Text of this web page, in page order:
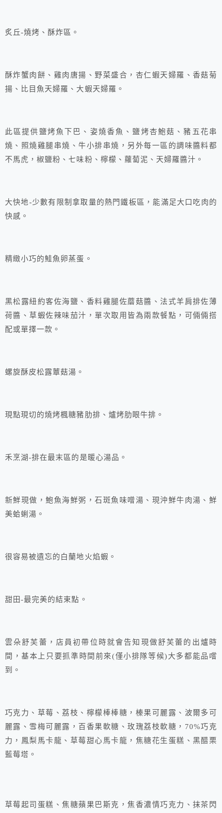
炙丘-燒烤、酥炸區。
酥炸蟹肉餅、雞肉唐揚、野菜盛合，杏仁蝦天婦羅、香菇菊
揚、比目魚天婦羅、大蝦天婦羅。
此區提供鹽烤魚下巴、姿燒香魚、鹽烤杏鮑菇、豬五花串
燒、照燒雞腿串燒、牛小排串燒，另外每一區的調味醬料都
不馬虎，椒鹽粉、七味粉、檸檬、蘿蔔泥、天婦羅醬汁。
大快地-少數有限制拿取量的熱門鐵板區，能滿足大口吃肉的
快感。
精緻小巧的鮭魚卵蒸蛋。
黑松露紐約客佐海鹽、香料雞腿佐蘑菇醬、法式羊肩排佐薄
荷醬、草蝦佐辣味茄汁，單次取用皆為兩款餐點，可倆倆搭
配或單擇一款。
螺旋酥皮松露蕈菇湯。
現點現切的燒烤楓糖豬肋排、爐烤肋眼牛排。
禾烹湖-排在最末區的是暖心湯品。
新鮮現做，鮑魚海鮮粥，石斑魚味噌湯、現沖鮮牛肉湯、鮮
美蛤蜊湯。
很容易被遺忘的白蘭地火焰蝦。
甜田-最完美的結束點。
雲朵舒芙蕾，店員初帶位時就會告知現做舒芙蕾的出爐時
間，基本上只要抓準時間前來(僅小排隊等候)大多都能品嚐
到。
巧克力、草莓、荔枝、檸檬棒棒糖，榛果可麗露、波爾多可
麗露、雪梅可麗露，百香果軟糖、玫瑰荔枝軟糖，70%巧克
力，鳳梨馬卡龍、草莓甜心馬卡龍，焦糖花生蛋糕、黑醋栗
藍莓塔。
草莓起司蛋糕、焦糖蘋果巴斯克，焦香濃情巧克力、抹茶閃